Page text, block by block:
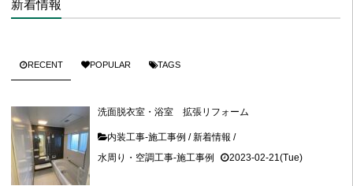
新着情報
RECENT POPULAR TAGS
洗面脱衣室・浴室 拡張リフォーム
内装工事-施工事例 /新着情報 /
水周り・空調工事-施工事例
2023-02-21(Tue)